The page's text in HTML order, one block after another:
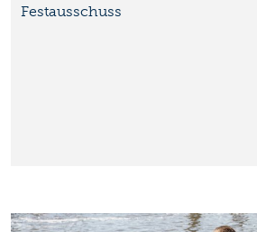
Festausschuss